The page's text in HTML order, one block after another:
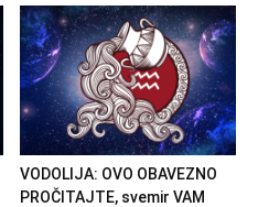
VODOLIJA: OVO OBAVEZNO
PROČITAJTE, svemir VAM